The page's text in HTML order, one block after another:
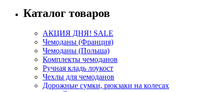
Каталог товаров
АКЦИЯ ДНЯ! SALE
Чемоданы (Франция)
Чемоданы (Польша)
Комплекты чемоданов
Ручная кладь лоукост
Чехлы для чемоданов
Дорожные сумки, рюкзаки на колесах